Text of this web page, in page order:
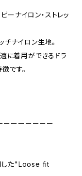
ナイロン・ストレッ
ナイロン生地。
に着用ができるドラ
です。
ーーーーーーー
た"Loose fit